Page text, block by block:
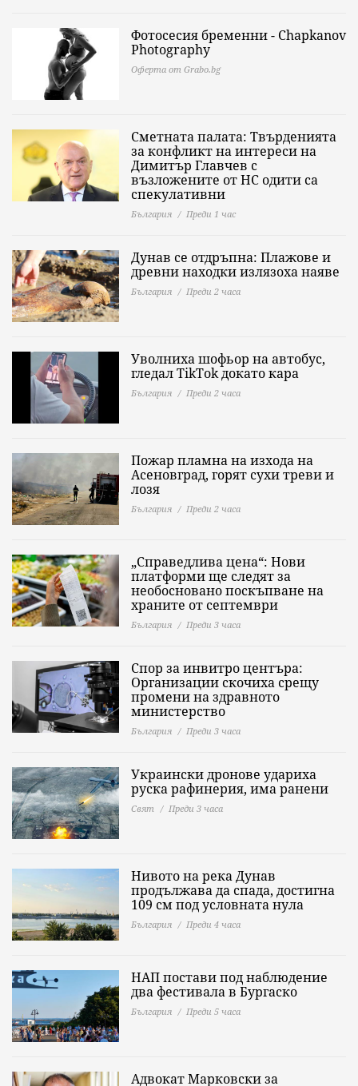
Фотосесия бременни - Chapkanov
Photography
Оферта от Grabo.bg
Сметната палата: Твърденията
за конфликт на интереси на
Димитър Главчев с
възложените от НС одити са
спекулативни
България Преди 1 час
Дунав се отдръпна: Плажове и
древни находки излязоха наяве
България Преди 2 часа
Уволниха шофьор на автобус,
гледал TikTok докато кара
България Преди 2 часа
Пожар пламна на изхода на
Асеновград, горят сухи треви и
лозя
България Преди 2 часа
„Справедлива цена“: Нови
платформи ще следят за
необосновано поскъпване на
храните от септември
България Преди 3 часа
Спор за инвитро центъра:
Организации скочиха срещу
промени на здравното
министерство
България Преди 3 часа
Украински дронове удариха
руска рафинерия, има ранени
Свят Преди 3 часа
Нивото на река Дунав
продължава да спада, достигна
109 см под условната нула
България Преди 4 часа
НАП постави под наблюдение
два фестивала в Бургаско
България Преди 5 часа
Адвокат Марковски за